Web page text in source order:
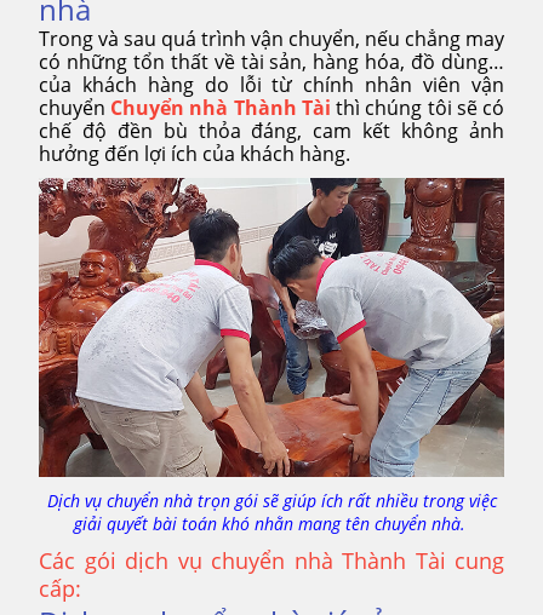
nhà
Trong và sau quá trình vận chuyển, nếu chẳng may
có những tổn thất về tài sản, hàng hóa, đồ dùng…
của khách hàng do lỗi từ chính nhân viên vận
chuyển Chuyển nhà Thành Tài thì chúng tôi sẽ có
chế độ đền bù thỏa đáng, cam kết không ảnh
hưởng đến lợi ích của khách hàng.
Dịch vụ chuyển nhà trọn gói sẽ giúp ích rất nhiều trong việc
giải quyết bài toán khó nhằn mang tên chuyển nhà.
Các gói dịch vụ chuyển nhà Thành Tài cung
cấp: